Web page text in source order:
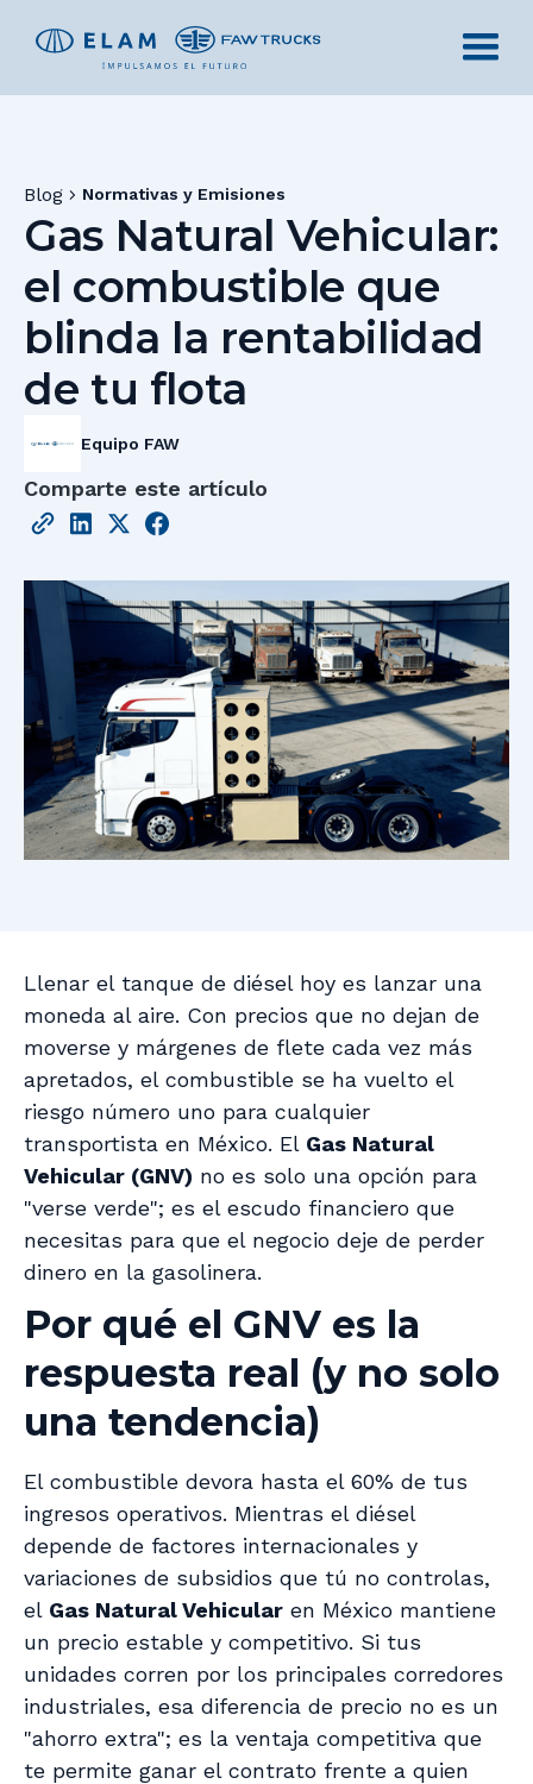
Blog Normativas y Emisiones
Gas Natural Vehicular:
el combustible que
blinda la rentabilidad
de tu flota
Equipo FAW
Comparte este artículo
Llenar el tanque de diésel hoy es lanzar una
moneda al aire. Con precios que no dejan de
moverse y márgenes de flete cada vez más
apretados, el combustible se ha vuelto el
riesgo número uno para cualquier
transportista en México. El Gas Natural
Vehicular (GNV) no es solo una opción para
"verse verde"; es el escudo financiero que
necesitas para que el negocio deje de perder
dinero en la gasolinera.
Por qué el GNV es la
respuesta real (y no solo
una tendencia)
El combustible devora hasta el 60% de tus
ingresos operativos. Mientras el diésel
depende de factores internacionales y
variaciones de subsidios que tú no controlas,
el Gas Natural Vehicular en México mantiene
un precio estable y competitivo. Si tus
unidades corren por los principales corredores
industriales, esa diferencia de precio no es un
"ahorro extra"; es la ventaja competitiva que
te permite ganar el contrato frente a quien